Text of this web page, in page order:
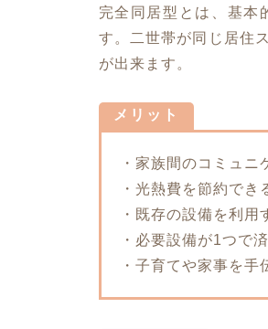
完全同居型とは、基本
す。二世帯が同じ居住
が出来ます。
メリット
・家族間のコミュ
・光熱費を節約でき
・既存の設備を利
・必要設備が1つで
・子育てや家事を手